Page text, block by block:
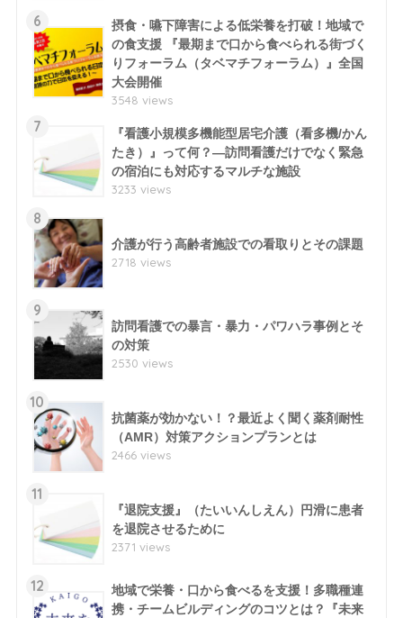
6
摂食・嚥下障害による低栄養を打破！地域で
の食支援 『最期まで口から食べられる街づく
りフォーラム（タベマチフォーラム）』全国
大会開催
3548 views
7
『看護小規模多機能型居宅介護（看多機/かん
たき）』って何？―訪問看護だけでなく緊急
の宿泊にも対応するマルチな施設
3233 views
8
介護が行う高齢者施設での看取りとその課題
2718 views
9
訪問看護での暴言・暴力・パワハラ事例とそ
の対策
2530 views
10
抗菌薬が効かない！？最近よく聞く薬剤耐性
（AMR）対策アクションプランとは
2466 views
11
『退院支援』（たいいんしえん）円滑に患者
を退院させるために
2371 views
12
地域で栄養・口から食べるを支援！多職種連
携・チームビルディングのコツとは？『未来